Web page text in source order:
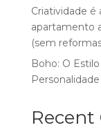
Criatividade é
apartamento
(sem
Boho: O
Personalidade